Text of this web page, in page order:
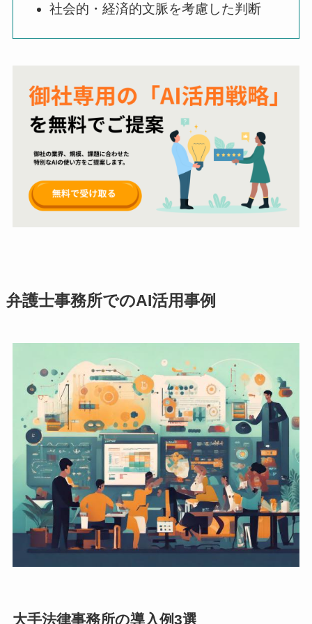
社会的・経済的文脈を考慮した判断
弁護士事務所でのAI活用事例
大手法律事務所の導入例3選